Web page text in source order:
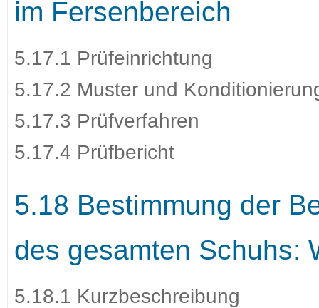
im Fersenbereich
5.17.1 Prüfeinrichtung
5.17.2 Muster und
5.17.3 Prüfverfahren
5.17.4 Prüfbericht
5.18 Bestimmung der
des gesamten Schuhs:
5.18.1 Kurzbeschreibung